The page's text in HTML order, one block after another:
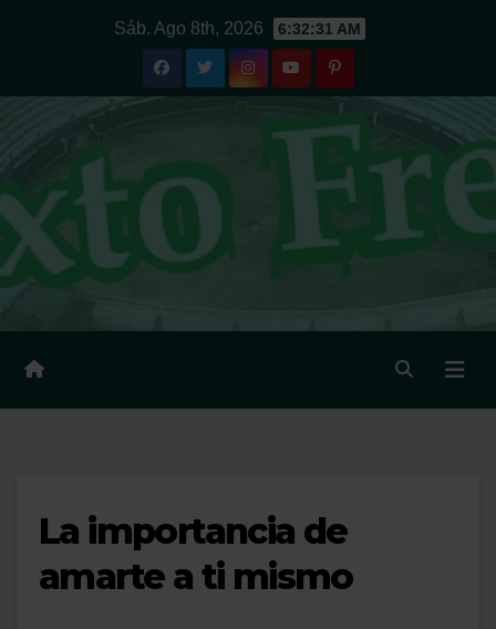
Sáb. Ago 8th, 2026 6:32:32 AM
La importancia de
amarte a ti mismo